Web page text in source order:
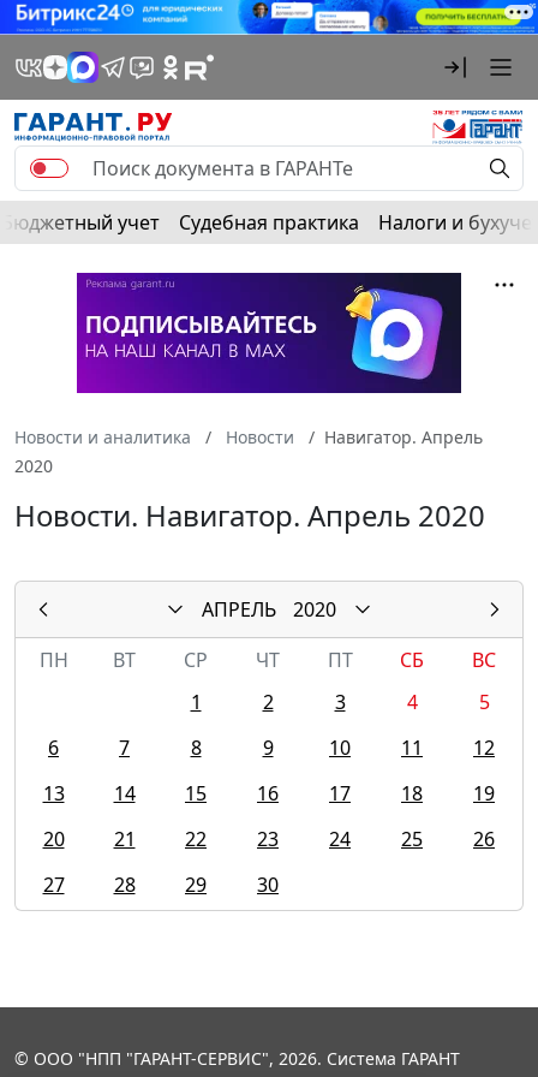
Бюджетный учет Судебная практика Налоги и
Новости и аналитика Новости
Навигатор. Апрель
2020
Новости. Навигатор. Апрель 2020
АПРЕЛЬ
2020
ПН
ВТ СР ЧТ ПТ СБ
ВС
1
2 3 4
5
6
7 8 9 10 11
12
13
14 15 16 17 18
19
20
21 22 23 24 25
26
27
28 29 30
© ООО "НПП "ГАРАНТ-СЕРВИС", 2026. Система ГАРАНТ